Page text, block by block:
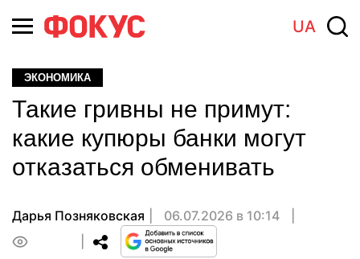
UA
ЭКОНОМИКА
Такие гривны не примут:
какие купюры банки могут
отказаться обменивать
Дарья Позняковская
06.07.2026 в 10:14